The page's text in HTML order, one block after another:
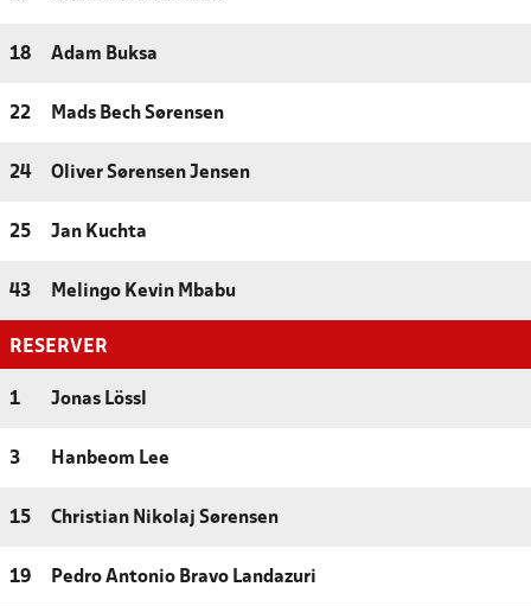
18 Adam Buksa
22 Mads Bech Sørensen
24 Oliver Sørensen Jensen
25 Jan Kuchta
43 Melingo Kevin Mbabu
RESERVER
1 Jonas Lössl
3 Hanbeom Lee
15 Christian Nikolaj Sørensen
19 Pedro Antonio Bravo Landazuri